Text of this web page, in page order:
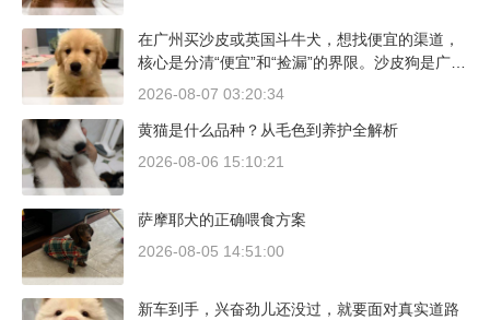
在广州买沙皮或英国斗牛犬，想找便宜的渠道，
核心是分清“便宜”和“捡漏”的界限。沙皮狗是广东
本地犬种，价格比北方城市有优势；英国斗牛犬
方和真实价格区间。
2026-08-07 03:20:34
黄猫是什么品种？从毛色到养护全解析
2026-08-06 15:10:21
萨摩耶犬的正确喂食方案
2026-08-05 14:51:00
新车到手，兴奋劲儿还没过，就要面对真实道路